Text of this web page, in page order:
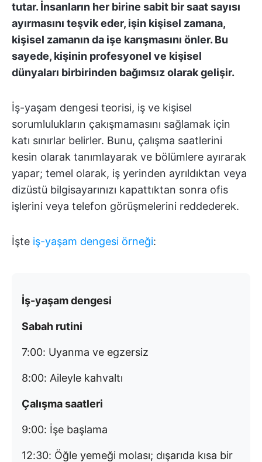
tutar. İnsanların her birine sabit bir saat sayısı
ayırmasını teşvik eder, işin kişisel zamana,
kişisel zamanın da işe karışmasını önler. Bu
sayede, kişinin profesyonel ve kişisel
dünyaları birbirinden bağımsız olarak gelişir.
İş-yaşam dengesi teorisi, iş ve kişisel
sorumlulukların çakışmamasını sağlamak için
katı sınırlar belirler. Bunu, çalışma saatlerini
kesin olarak tanımlayarak ve bölümlere ayırarak
yapar; temel olarak, iş yerinden ayrıldıktan veya
dizüstü bilgisayarınızı kapattıktan sonra ofis
işlerini veya telefon görüşmelerini reddederek.
İşte iş-yaşam dengesi örneği:
İş-yaşam dengesi
Sabah rutini
7:00: Uyanma ve egzersiz
8:00: Aileyle kahvaltı
Çalışma saatleri
9:00: İşe başlama
12:30: Öğle yemeği molası; dışarıda kısa bir